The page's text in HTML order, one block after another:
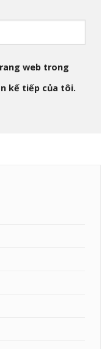
web trong
kế tiếp của tôi.